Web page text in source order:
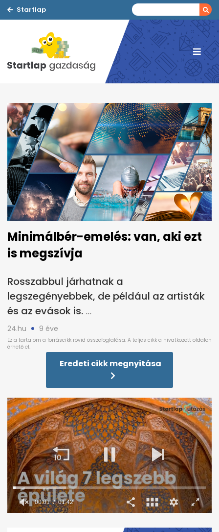
Startlap
Minimálbér-emelés: van, aki ezt
is megszívja
Rosszabbul járhatnak a
legszegényebbek, de például az artisták
és az evások is.
24.hu 9 éve
Eredeti cikk megnyitása
00:02 01:42